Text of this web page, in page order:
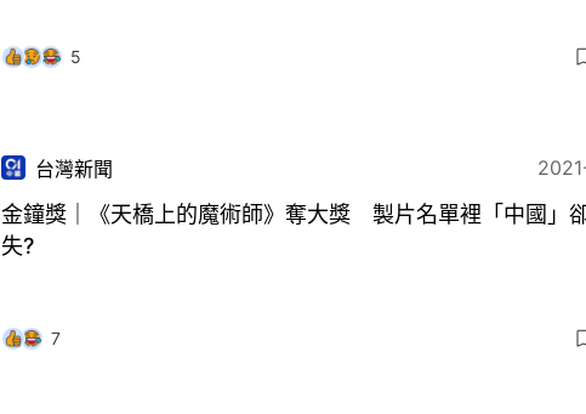
5
台灣新聞
金鐘獎｜《天橋上的魔術師》奪大獎 製片名單裡「中國」
失?
7